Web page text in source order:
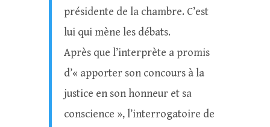
présidente de la chambre. C’est
lui qui mène les débats.
Après que l’interprète a promis
d’« apporter son concours à la
justice en son honneur et sa
conscience », l’interrogatoire de